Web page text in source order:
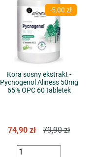
-5,00 zł
Kora sosny ekstrakt -
Pycnogenol Aliness 50mg
65% OPC 60 tabletek
74,90 zł 79,90 zł